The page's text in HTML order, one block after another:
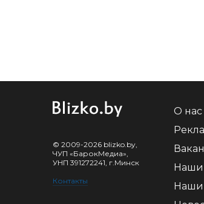
© 2009-2026 blizko.by,
ЧУП «БарокМедиа»,
УНП 391272241, г.Минск
Контакты
О нас
Наши
Наши